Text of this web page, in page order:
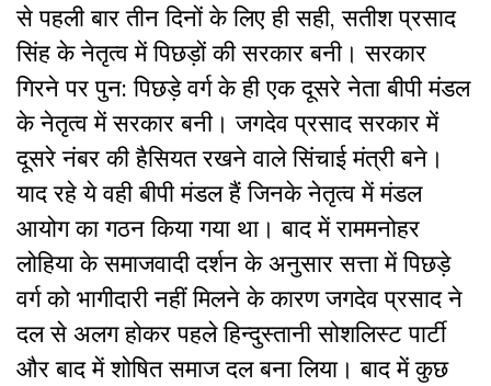
से पहली बार तीन दिनों के लिए ही सही, सतीश प्रसाद
सिंह के नेतृत्व में पिछड़ों की सरकार बनी। सरकार
गिरने पर पुन: पिछड़े वर्ग के ही एक दूसरे नेता बीपी मंडल
के नेतृत्व में सरकार बनी। जगदेव प्रसाद सरकार में
दूसरे नंबर की हैसियत रखने वाले सिंचाई मंत्री बने।
याद रहे ये वही बीपी मंडल हैं जिनके नेतृत्व में मंडल
आयोग का गठन किया गया था। बाद में राममनोहर
लोहिया के समाजवादी दर्शन के अनुसार सत्ता में पिछड़े
वर्ग को भागीदारी नहीं मिलने के कारण जगदेव प्रसाद ने
दल से अलग होकर पहले हिन्दुस्तानी सोशलिस्ट पार्टी
और बाद में शोषित समाज दल बना लिया। बाद में कुछ